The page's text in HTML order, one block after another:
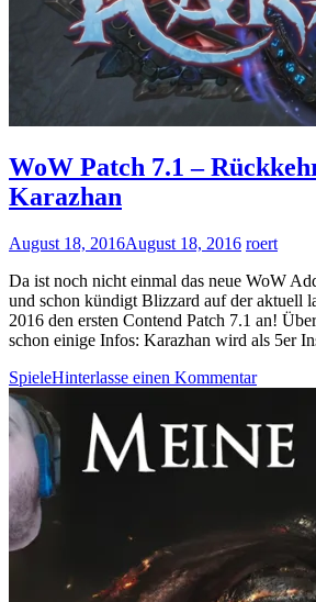
WoW Patch 7.1 –
Karazhan
August 18, 2016August 18, 2016 roert
Da ist noch nicht einmal das neue WoW
und schon kündigt Blizzard auf der aktuell
2016 den ersten Contend Patch 7.1 an!
schon einige Infos: Karazhan wird als 5er
SpieleHinterlasse einen Kommentar